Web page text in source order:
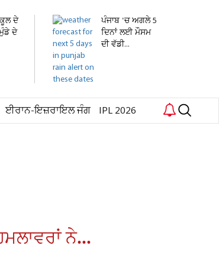
ਦੇ
ਦੇ
ਪੰਜਾਬ 'ਚ ਅਗਲੇ 5
ਦਿਨਾਂ ਲਈ ਮੌਸਮ
ਦੀ ਵੱਡੀ...
ਈਰਾਨ-ਇਜ਼ਰਾਇਲ ਜੰਗ IPL 2026
ਨੇ...